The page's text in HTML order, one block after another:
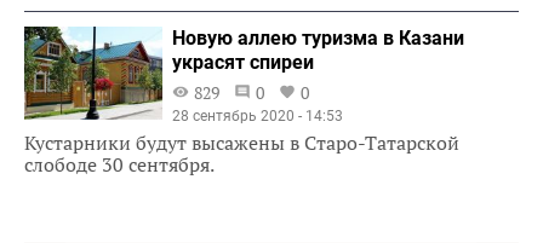
Новую аллею туризма в Казани
украсят спиреи
829
0 0
28 сентябрь 2020 - 14:53
Кустарники будут высажены в Старо-Татарской
слободе 30 сентября.